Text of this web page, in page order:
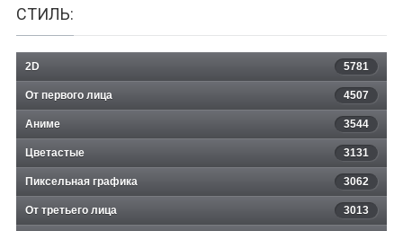
СТИЛЬ:
2D 5781
От первого лица 4507
Аниме 3544
Цветастые 3131
Пиксельная графика 3062
От третьего лица 3013